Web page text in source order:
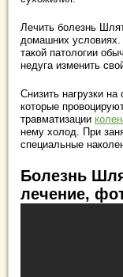
Лечить болезнь
домашних условиях.
такой патологии
недуга изменить
Снизить нагрузки
которые
травматизации
нему холод. При
специальные
Болезнь
лечение,